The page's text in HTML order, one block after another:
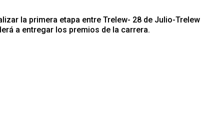
la primera etapa entre Trelew- 28 de Julio-Trelew
a entregar los premios de la carrera.